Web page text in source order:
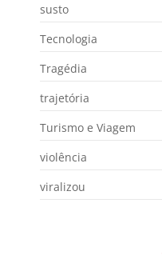
susto
Tecnologia
Tragédia
trajetória
Turismo e Viagem
violência
viralizou